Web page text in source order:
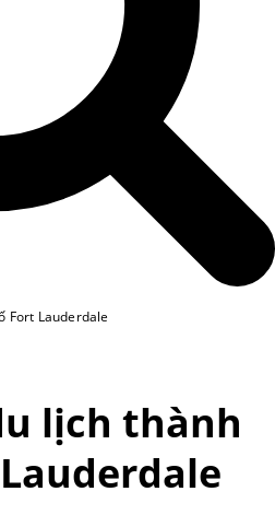
Fort Lauderdale
lịch thành